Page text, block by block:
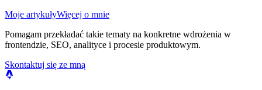
Moje artykułyWięcej o mnie
Pomagam przekładać takie tematy na konkretne wdrożenia w
frontendzie, SEO, analityce i procesie produktowym.
Skontaktuj się ze mną